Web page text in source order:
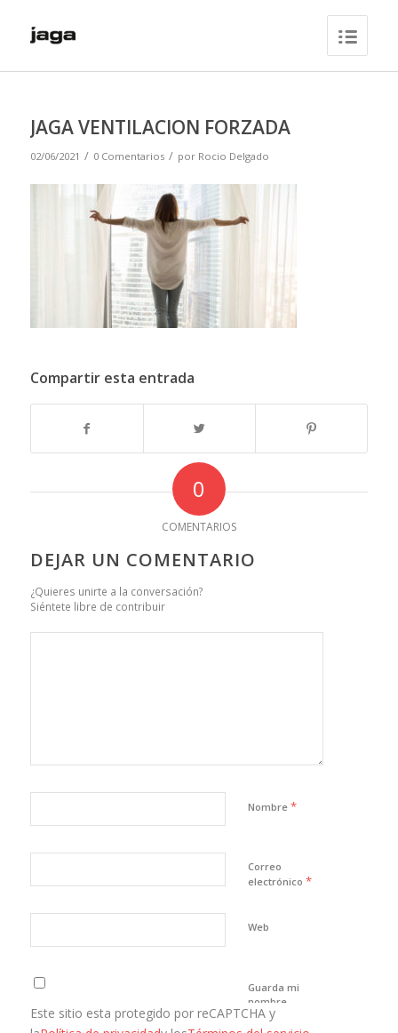
JAGA VENTILACION FORZADA
02/06/2021 / 0 Comentarios / por Rocio Delgado
Compartir esta entrada
0
COMENTARIOS
DEJAR UN COMENTARIO
¿Quieres unirte a la conversación?
Siéntete libre de contribuir
Nombre *
Correo
electrónico *
Web
Guarda mi
nombre,
correo
electrónico y
Este sitio esta protegido por reCAPTCHA y